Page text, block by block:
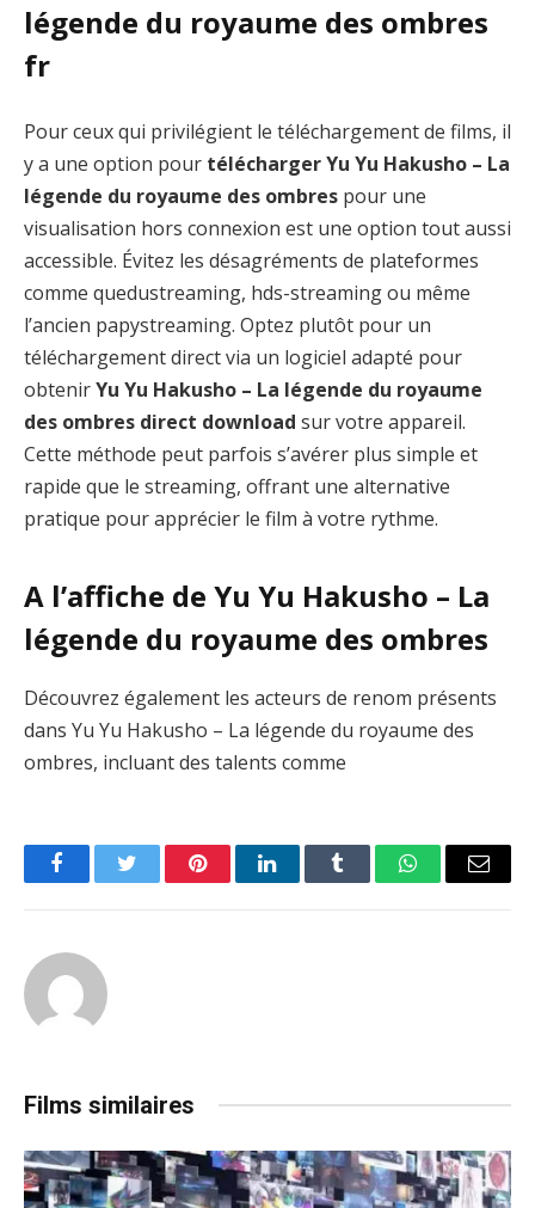
légende du royaume des ombres
fr
Pour ceux qui privilégient le téléchargement de films, il
y a une option pour télécharger Yu Yu Hakusho – La
légende du royaume des ombres pour une
visualisation hors connexion est une option tout aussi
accessible. Évitez les désagréments de plateformes
comme quedustreaming, hds-streaming ou même
l’ancien papystreaming. Optez plutôt pour un
téléchargement direct via un logiciel adapté pour
obtenirYu Yu Hakusho – La légende du royaume
des ombres direct download sur votre appareil.
Cette méthode peut parfois s’avérer plus simple et
rapide que le streaming, offrant une alternative
pratique pour apprécier le film à votre rythme.
A l’affiche de Yu Yu Hakusho – La
légende du royaume des ombres
Découvrez également les acteurs de renom présents
dans Yu Yu Hakusho – La légende du royaume des
ombres, incluant des talents comme
FacebookTwitter PinterestLinkedInTumblr WhatsAppEmail
Films similaires